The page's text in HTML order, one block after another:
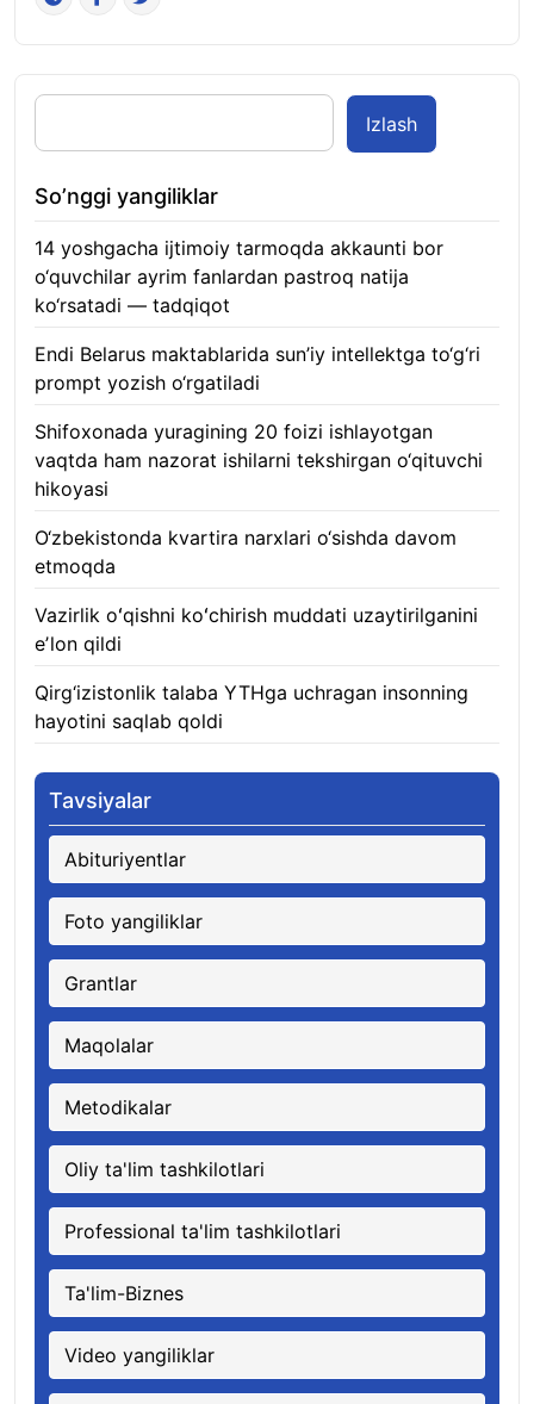
Izlash
So’nggi yangiliklar
14 yoshgacha ijtimoiy tarmoqda akkaunti bor
o‘quvchilar ayrim fanlardan pastroq natija
ko‘rsatadi — tadqiqot
Endi Belarus maktablarida sun’iy intellektga to‘g‘ri
prompt yozish o‘rgatiladi
Shifoxonada yuragining 20 foizi ishlayotgan
vaqtda ham nazorat ishilarni tekshirgan o‘qituvchi
hikoyasi
O‘zbekistonda kvartira narxlari o‘sishda davom
etmoqda
Vazirlik oʻqishni koʻchirish muddati uzaytirilganini
eʼlon qildi
Qirg‘izistonlik talaba YTHga uchragan insonning
hayotini saqlab qoldi
Tavsiyalar
Abituriyentlar
Foto yangiliklar
Grantlar
Maqolalar
Metodikalar
Oliy ta'lim tashkilotlari
Professional ta'lim tashkilotlari
Ta'lim-Biznes
Video yangiliklar